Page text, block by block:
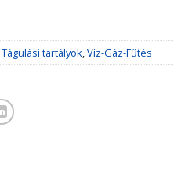
Tágulási tartályok,Víz-Gáz-Fűtés